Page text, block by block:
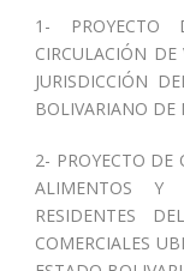
1- PROYECTO
CIRCULACIÓN
JURISDICCIÓN
BOLIVARIANO DE
2- PROYECTO DE
ALIMENTOS Y
RESIDENTES
COMERCIALES